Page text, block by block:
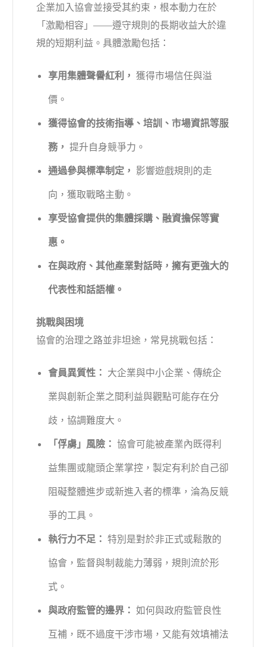
企業加入協會並接受其約束，根本動力在於
「激勵相容」——遵守規則的長期收益大於違
規的短期利益。具體激勵包括：
享用集體聲譽紅利， 獲得市場信任與溢
價。
獲得協會的技術指導、培訓、市場資訊等服
務， 提升自身競爭力。
通過參與標準制定， 影響遊戲規則的走
向，獲取戰略主動。
享受協會提供的集體採購、融資擔保等實
惠。
在與政府、其他產業對話時，擁有更強大的
代表性和話語權。
挑戰與困境
協會的治理之路並非坦途，常見挑戰包括：
會員異質性： 大企業與中小企業、傳統企
業與創新企業之間利益與觀點可能存在分
歧，協調難度大。
「俘虜」風險： 協會可能被產業內既得利
益集團或龍頭企業掌控，製定有利於自己卻
阻礙整體進步或新進入者的標準，淪為反競
爭的工具。
執行力不足： 特別是對於非正式或鬆散的
協會，監督與制裁能力薄弱，規則流於形
式。
與政府監管的邊界： 如何與政府監管良性
互補，既不過度干涉市場，又能有效填補法